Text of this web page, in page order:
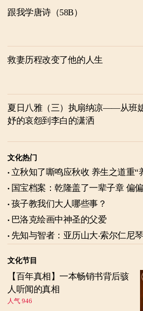
跟我学唐诗（58B）
救妻历程改变了他的人生
夏日八雅（三）执扇纳凉——从班
妤的哀怨到李白的潇洒
文化热门
立秋知了嘶鸣应秋收 养
国宝档案：乾隆盖了一辈子章 偏
孩子教我们大人哪些事？
巴洛克绘画中神圣的父爱
先知与智者：亚历山大‧索尔仁尼
文化节目
【百年真相】一本畅销书背后骇
人听闻的真相
人气 946